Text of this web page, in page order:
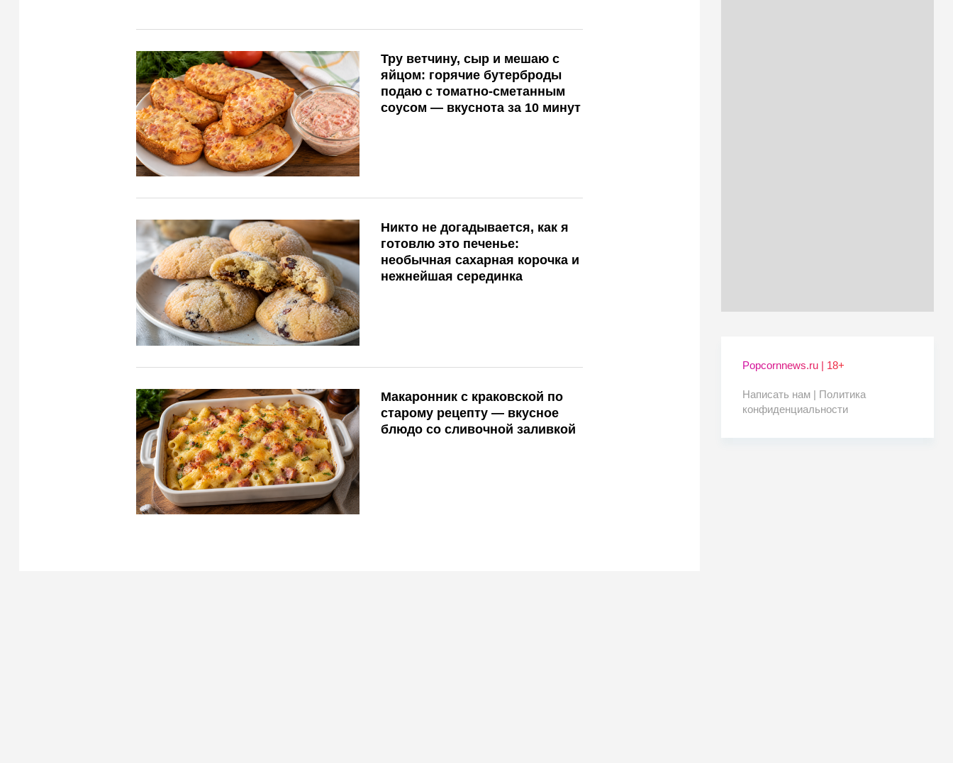
Тру ветчину, сыр и мешаю с
яйцом: горячие бутерброды
подаю с томатно-сметанным
соусом — вкуснота за 10 минут
Никто не догадывается, как я
готовлю это печенье:
необычная сахарная корочка и
нежнейшая серединка
Макаронник с краковской по
старому рецепту — вкусное
блюдо со сливочной заливкой
Popcornnews.ru | 18+
Написать нам | Политика
конфиденциальности